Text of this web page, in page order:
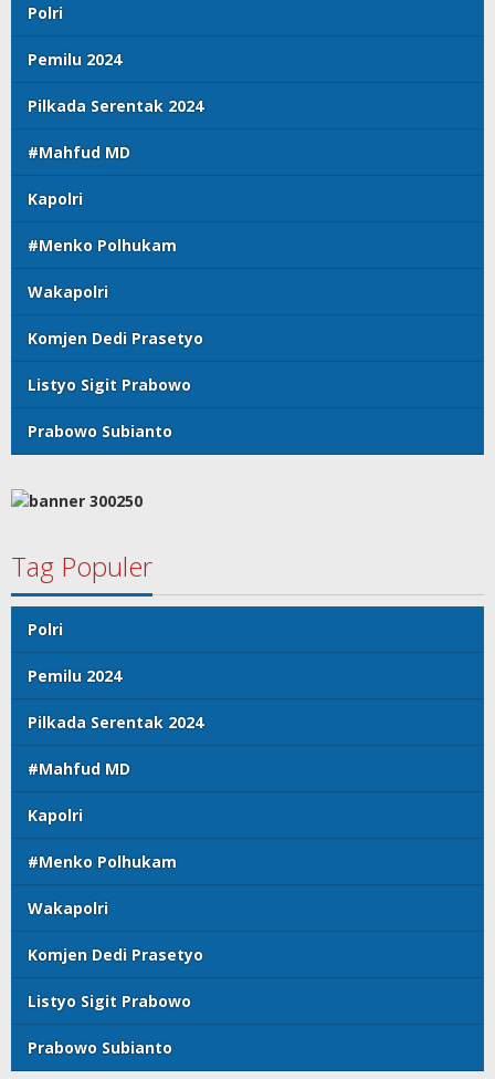
Polri
Pemilu 2024
Pilkada Serentak 2024
#Mahfud MD
Kapolri
#Menko Polhukam
Wakapolri
Komjen Dedi Prasetyo
Listyo Sigit Prabowo
Prabowo Subianto
Tag Populer
Polri
Pemilu 2024
Pilkada Serentak 2024
#Mahfud MD
Kapolri
#Menko Polhukam
Wakapolri
Komjen Dedi Prasetyo
Listyo Sigit Prabowo
Prabowo Subianto